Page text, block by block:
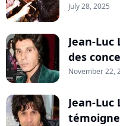
July 28, 2025
Jean-
des
November 22,
Jean-Luc